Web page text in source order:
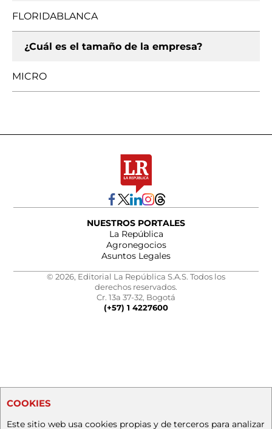
FLORIDABLANCA
¿Cuál es el tamaño de la empresa?
MICRO
NUESTROS PORTALES
La República
Agronegocios
Asuntos Legales
© 2026, Editorial La República S.A.S. Todos los
derechos reservados.
Cr. 13a 37-32, Bogotá
(+57) 1 4227600
COOKIES
Este sitio web usa cookies propias y de terceros para analizar